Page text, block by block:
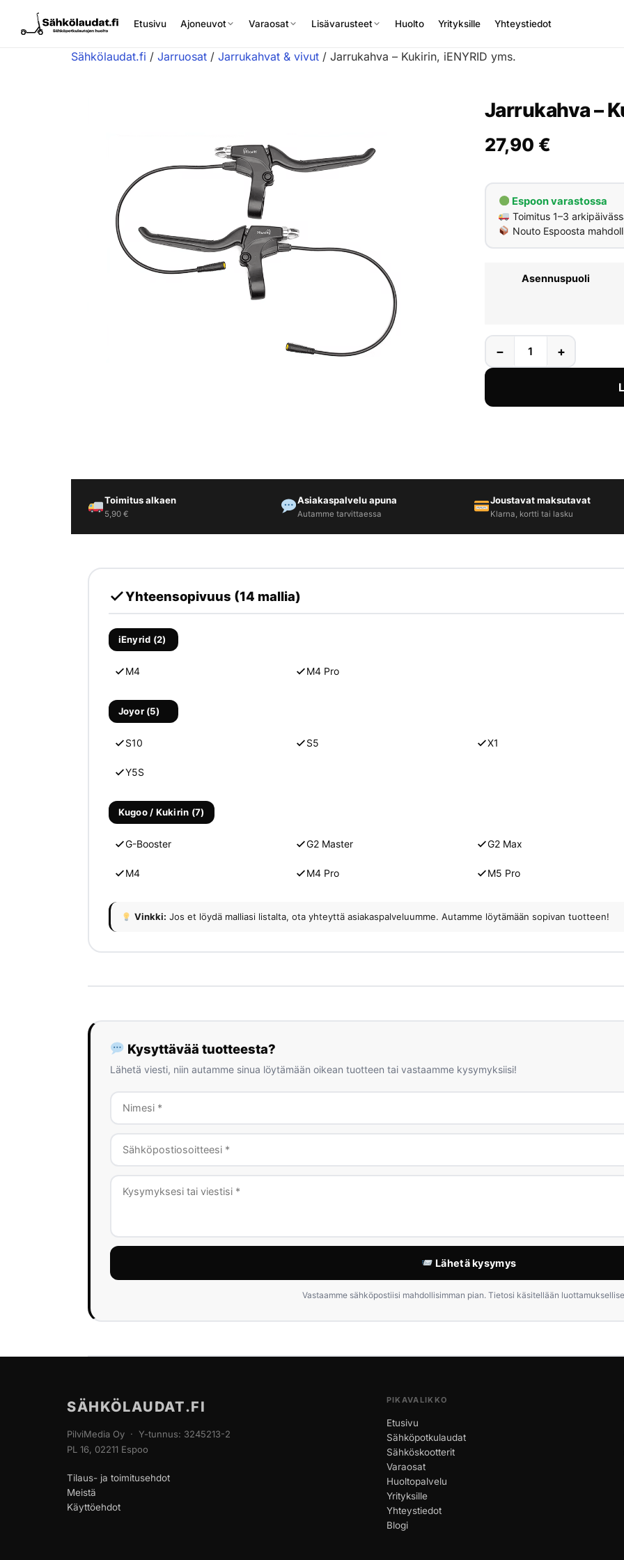
Etusivu Ajoneuvot Varaosat Lisävarusteet Huolto Yrityksille Yhteystiedot
Sähkölaudat.fi / Jarruosat / Jarrukahvat & vivut / Jarrukahva – Kukirin, iENYRID yms.
Jarrukahva –
27,90 €
Espoon varastossa
Toimitus 1–3
Nouto Espoosta
Asennuspuoli
− +
Toimitus alkaen
5,90 €
Asiakaspalvelu apuna
Autamme tarvittaessa
Joustavat maksutavat
Klarna, kortti tai lasku
Yhteensopivuus (14 mallia)
iEnyrid (2)
M4 M4 Pro
Joyor (5)
S10 S5 X1
Y5S
Kugoo / Kukirin (7)
G-Booster G2 Master G2 Max
M4 M4 Pro M5 Pro
Vinkki: Jos et löydä malliasi listalta, ota yhteyttä asiakaspalveluumme. Autamme löytämään sopivan tuotteen!
Kysyttävää tuotteesta?
Lähetä viesti, niin autamme sinua löytämään oikean tuotteen tai vastaamme kysymyksiisi!
Lähetä kysymys
Vastaamme sähköpostiisi mahdollisimman pian. Tietosi käsitellään
SÄHKÖLAUDAT.FI
PilviMedia Oy · Y-tunnus: 3245213-2
PL 16, 02211 Espoo
Tilaus- ja toimitusehdot
Meistä
Käyttöehdot
PIKAVALIKKO
Etusivu
Sähköpotkulaudat
Sähköskootterit
Varaosat
Huoltopalvelu
Yrityksille
Yhteystiedot
Blogi